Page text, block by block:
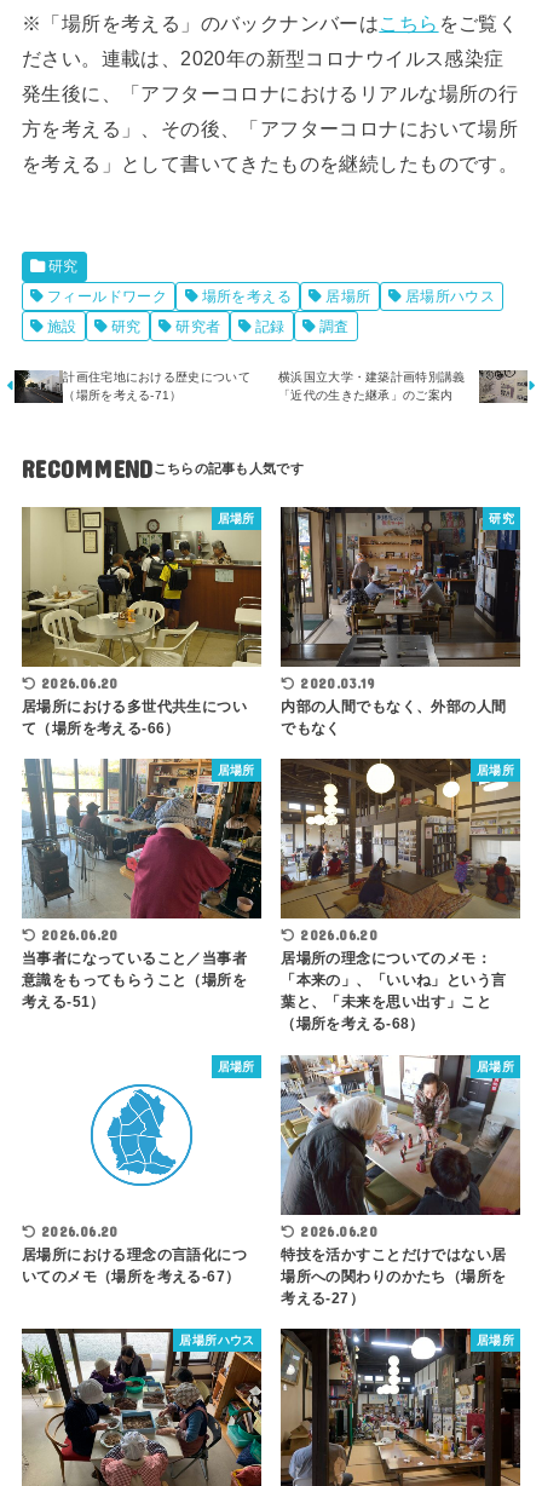
※「場所を考える」のバックナンバーはこちら をご覧く
ださい。連載は、2020年の新型コロナウイルス感染症
発生後に、「アフターコロナにおけるリアルな場所の行
方を考える」、その後、「アフターコロナにおいて場所
を考える」として書いてきたものを継続したものです。
研究
フィールドワーク
場所を考える 居場所
居場所ハウス
施設
研究 研究者 記録 調査
計画住宅地における歴史について
（場所を考える-71）
横浜国立大学・建築計画特別講義
「近代の生きた継承」のご案内
RECOMMEND
居場所
2026.06.20
居場所における多世代共生につい
て（場所を考える-66）
研究
2020.03.19
内部の人間でもなく、外部の人間
でもなく
居場所
2026.06.20
当事者になっていること／当事者
意識をもってもらうこと（場所を
考える-51）
居場所
2026.06.20
居場所の理念についてのメモ：
「本来の」、「いいね」という言
葉と、「未来を思い出す」こと
（場所を考える-68）
居場所
2026.06.20
居場所における理念の言語化につ
いてのメモ（場所を考える-67）
居場所
2026.06.20
特技を活かすことだけではない居
場所への関わりのかたち（場所を
考える-27）
居場所ハウス 居場所